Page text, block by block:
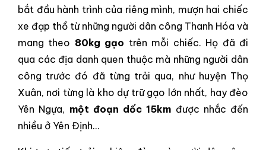
bắt đầu hành trình của riêng mình, mượn hai chiếc
xe đạp thồ từ những người dân công Thanh Hóa và
mang theo 80kg gạo trên mỗi chiếc. Họ đã đi
qua các địa danh quen thuộc mà những người dân
công trước đó đã từng trải qua, như huyện Thọ
Xuân, nơi từng là kho dự trữ gạo lớn nhất, hay đèo
Yên Ngựa, một đoạn dốc 15km được nhắc đến
nhiều ở Yên Định…